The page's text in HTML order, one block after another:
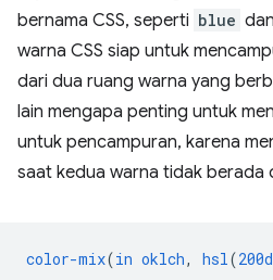
bernama CSS, seperti blue dan
warna CSS siap untuk
dari dua ruang warna yang
lain mengapa penting untuk
untuk pencampuran, karena
saat kedua warna tidak berada
color-mix(in oklch, hsl(